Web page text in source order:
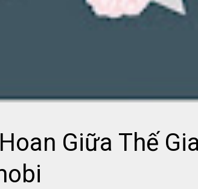
Giữa Thế